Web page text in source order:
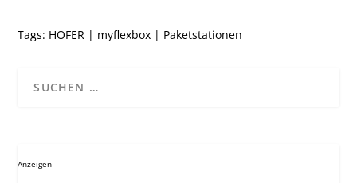
Tags: HOFER | myflexbox | Paketstationen
Anzeigen